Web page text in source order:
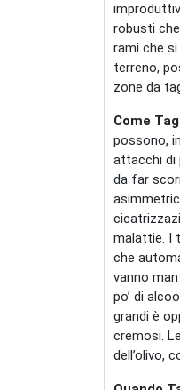
robusti
rami che
terreno,
zone da
Come
possono,
attacchi di
da far
malattie. I
che
vanno
po’ di
grandi è
cremosi.
dell’olivo,